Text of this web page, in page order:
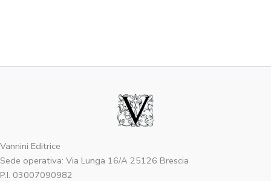
Vannini Editrice
Sede operativa: Via Lunga 16/A 25126 Brescia
P.I. 03007090982